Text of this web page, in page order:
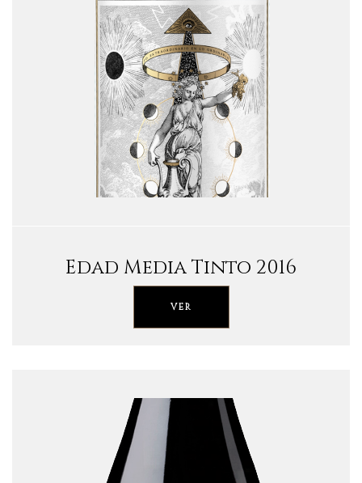
Edad Media Tinto 2016
VER